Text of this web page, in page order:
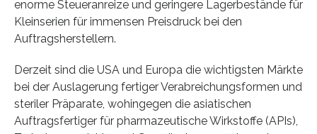
enorme Steueranreize und geringere Lagerbestände für
Kleinserien für immensen Preisdruck bei den
Auftragsherstellern.
Derzeit sind die USA und Europa die wichtigsten Märkte
bei der Auslagerung fertiger Verabreichungsformen und
steriler Präparate, wohingegen die asiatischen
Auftragsfertiger für pharmazeutische Wirkstoffe (APIs),